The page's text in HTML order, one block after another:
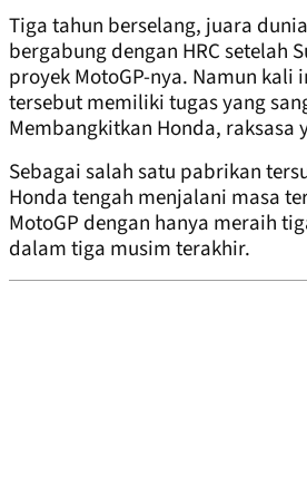
Tiga tahun berselang, juara
bergabung dengan HRC setelah
proyek MotoGP-nya. Namun
tersebut memiliki tugas yang
Membangkitkan Honda, raksasa
Sebagai salah satu pabrikan
Honda tengah menjalani masa
MotoGP dengan hanya meraih
dalam tiga musim terakhir.